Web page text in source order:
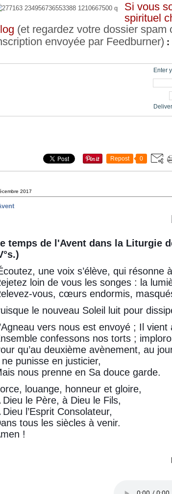
Si vous
spirituel
(et regardez votre dossier
envoyée par Feedburner) :
Enter
Repost 0
2017
temps de l'Avent dans la Liturgie
une voix s’élève, qui résonne
loin de vous les songes : la
vous, cœurs endormis,
le nouveau Soleil luit pour
vers nous est envoyé ; Il
confessons nos torts ;
qu’au deuxième avènement, au
ne punisse en justicier,
nous prenne en Sa douce garde.
louange, honneur et gloire,
Dieu le Père, à Dieu le Fils,
Dieu l’Esprit Consolateur,
tous les siècles à venir.
!